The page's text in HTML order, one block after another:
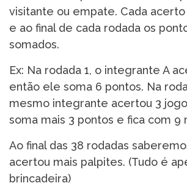
visitante ou empate. Cada
e ao final de cada rodada os
somados.
Ex: Na rodada 1, o integrante A
então ele soma 6 pontos. Na
mesmo integrante acertou 3
soma mais 3 pontos e fica com 9
Ao final das 38 rodadas
acertou mais palpites. (Tudo é
brincadeira)